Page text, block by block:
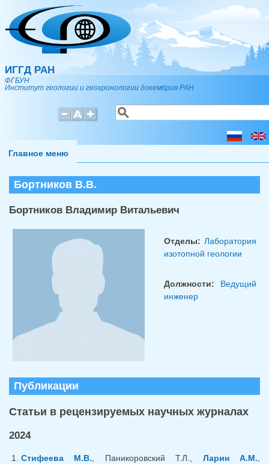
Перейти к основному содержанию
ИГГД РАН
ФГБУН
Институт геологии и геохронологии докембрия РАН
Форма поиска
Поиск
Главное меню
Бортников В.В.
Бортников Владимир Витальевич
Отделы: Лаборатория
изотопной геологии
Должности: Ведущий
инженер
Публикации
Статьи в рецензируемых научных журналах
2024
Стифеева М.В. , Паникоровский Т.Л., Ларин А.М.